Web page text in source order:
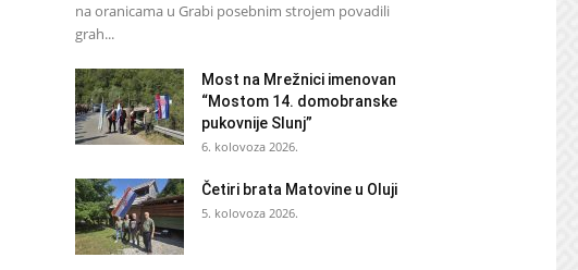
na oranicama u Grabi posebnim strojem povadili
grah...
Most na Mrežnici imenovan
“Mostom 14. domobranske
pukovnije Slunj”
6. kolovoza 2026.
Četiri brata Matovine u Oluji
5. kolovoza 2026.